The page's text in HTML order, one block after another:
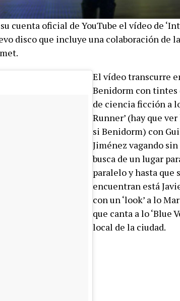
cuenta oficial de YouTube el vídeo de
disco que incluye una colaboración de
El vídeo transcurre
Benidorm con tintes
de ciencia ficción a
Runner’ (hay que
si Benidorm) con
Jiménez vagando
busca de un lugar
paralelo y hasta que
encuentran está
con un ‘look’ a lo
que canta a lo ‘Blue
local de la ciudad.